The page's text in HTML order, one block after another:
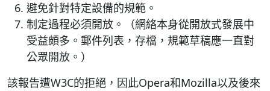
避免針對特定設備的規範。
制定過程必須開放。（網絡本身從開放式發展中
受益頗多。郵件列表，存檔，規範草稿應一直對
公眾開放。）
該報告遭W3C的拒絕，因此Opera和Mozilla以及後來